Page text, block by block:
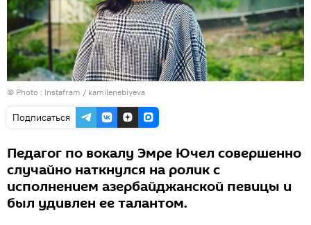
© Photo : Instafram / kamilenebiyeva
Подписаться
Педагог по вокалу Эмре Ючел совершенно
случайно наткнулся на ролик с
исполнением азербайджанской певицы и
был удивлен ее талантом.